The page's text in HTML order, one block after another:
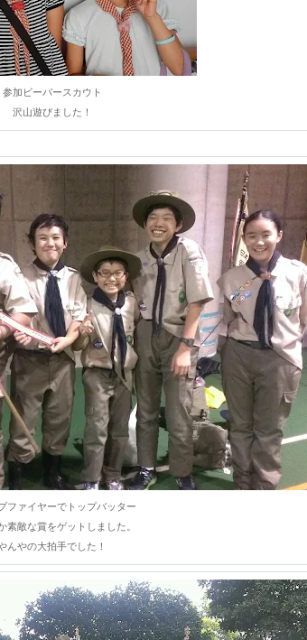
参加ビーバースカウト
沢山遊びました！
ファイヤーでトップバッター
素敵な賞をゲットしました。
んやの大拍手でした！